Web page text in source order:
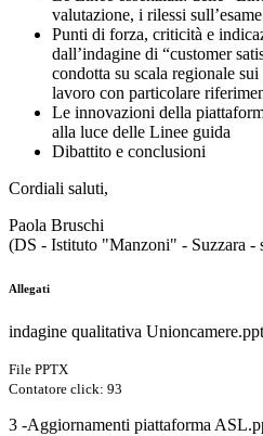
valutazione, i rilessi
Punti di forza, criticità e
dall’indagine di “customer
condotta su scala regionale
lavoro con particolare
Le innovazioni della
alla luce delle Linee guida
Dibattito e conclusioni
Cordiali saluti,
Paola Bruschi
(DS - Istituto "Manzoni" - Suzzara -
Allegati
indagine qualitativa
File PPTX
Contatore click: 93
3 -Aggiornamenti piattaforma